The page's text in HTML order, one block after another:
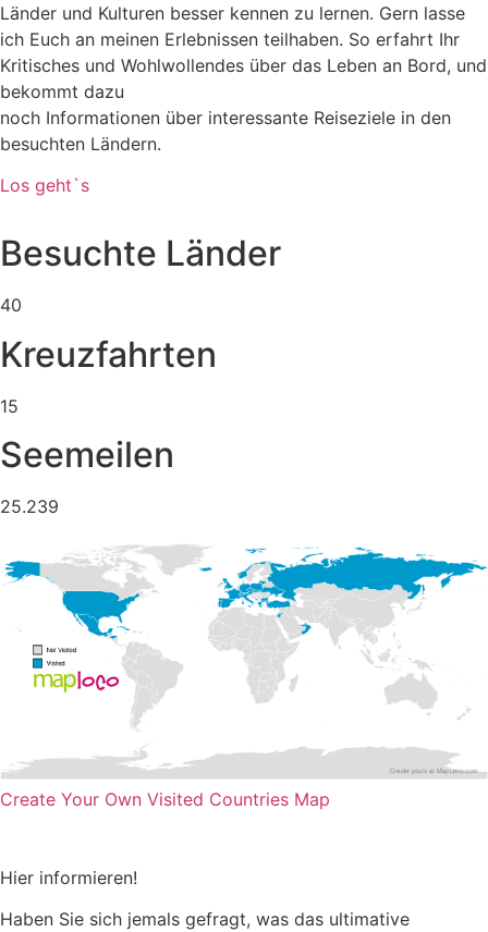
Länder und Kulturen besser kennen zu lernen. Gern lasse
ich Euch an meinen Erlebnissen teilhaben. So erfahrt Ihr
Kritisches und Wohlwollendes über das Leben an Bord, und
bekommt dazu
noch Informationen über interessante Reiseziele in den
besuchten Ländern.
Los geht`s
Besuchte Länder
40
Kreuzfahrten
15
Seemeilen
25.239
Create Your Own Visited Countries Map
Hier informieren!
Haben Sie sich jemals gefragt, was das ultimative